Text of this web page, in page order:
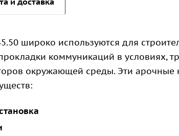
широко используются для
коммуникаций в условиях,
окружающей среды. Эти арочные